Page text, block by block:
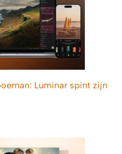
Luminar spint zijn